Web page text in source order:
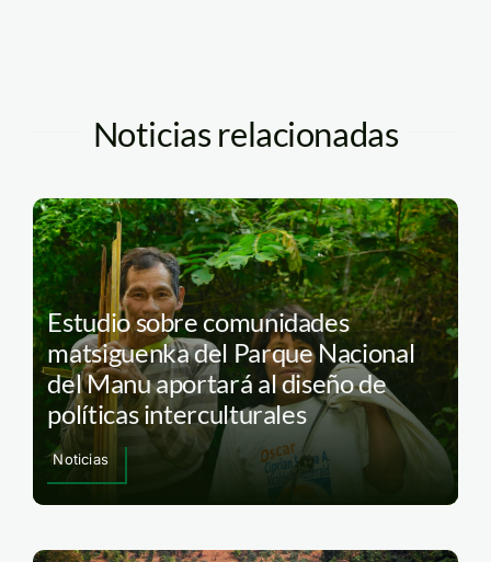
Noticias relacionadas
Estudio sobre comunidades
matsiguenka del Parque Nacional
del Manu aportará al diseño de
políticas interculturales
Noticias